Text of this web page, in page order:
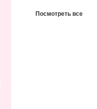
Посмотреть все